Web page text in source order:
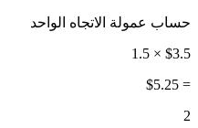
حساب عمولة الاتجاه الواحد
$3.5 × 1.5
=
$5.25
2